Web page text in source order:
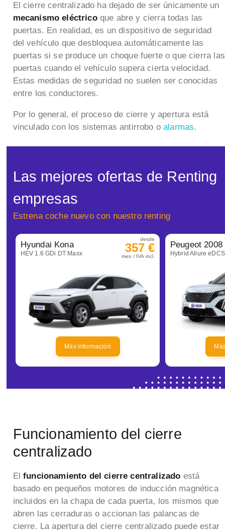
El cierre centralizado ha dejado de ser únicamente un
mecanismo eléctricoque abre y cierra todas las
puertas. En realidad, es un dispositivo de seguridad
del vehículo que desbloquea automáticamente las
puertas si se produce un choque fuerte o que cierra las
puertas cuando el vehículo supera cierta velocidad.
Estas medidas de seguridad no suelen ser conocidas
entre los conductores.
Por lo general, el proceso de cierre y apertura está
vinculado con los sistemas antirrobo oalarmas.
Las mejores ofertas de Renting
empresas
Estrena coche nuevo con nuestro renting
Hyundai Kona
HEV 1.6 GDi DT Maxx
desde
357 €
mes / IVA incl.
Más información
Peugeot 2008
Hybrid Allure
Funcionamiento del cierre
centralizado
Elfuncionamiento del cierre centralizado está
basado en pequeños motores de inducción magnética
incluidos en la chapa de cada puerta, los mismos que
abren las cerraduras o accionan las palancas de
cierre. La apertura del cierre centralizado puede estar